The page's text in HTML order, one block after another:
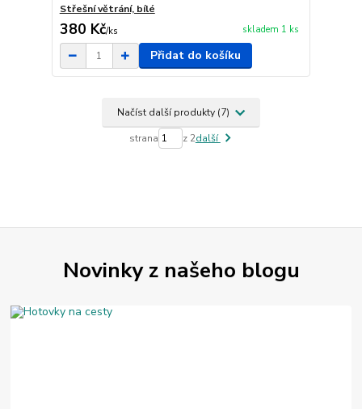
Střešní větrání, bílé
380 Kč/ks skladem 1 ks
Přidat do košíku
Načíst další produkty (7)
strana z 2další
Novinky z našeho blogu